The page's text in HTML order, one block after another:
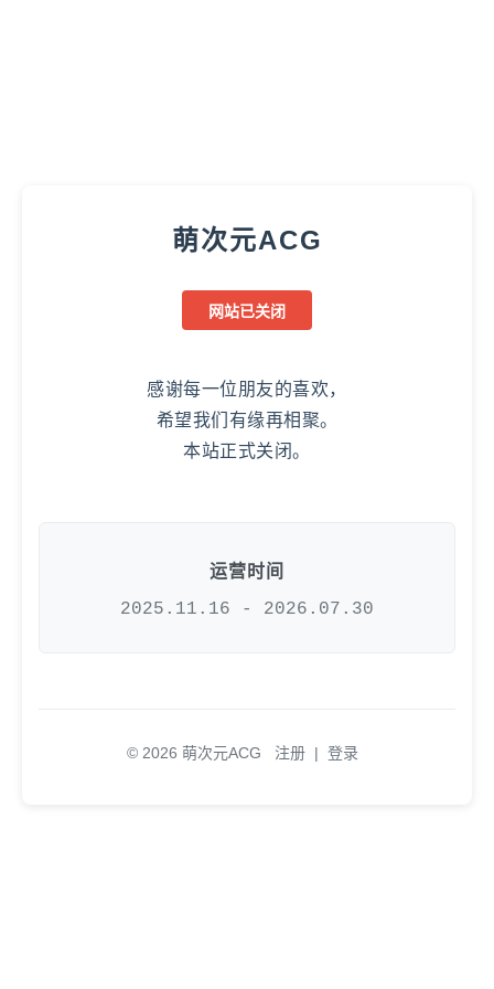
萌次元ACG
网站已关闭
感谢每一位朋友的喜欢，
希望我们有缘再相聚。
本站正式关闭。
运营时间
2025.11.16 - 2026.07.30
© 2026 萌次元ACG 注册 | 登录